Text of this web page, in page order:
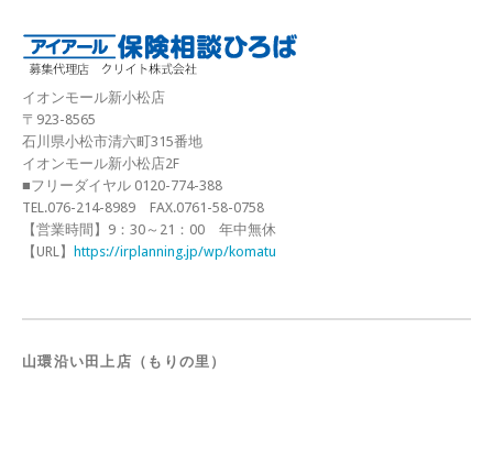
イオンモール新小松店
〒923-8565
石川県小松市清六町315番地
イオンモール新小松店2F
■フリーダイヤル 0120-774-388
TEL.076-214-8989 FAX.0761-58-0758
【営業時間】9：30～21：00 年中無休
【URL】 https://irplanning.jp/wp/komatu
山環沿い田上店（もりの里）